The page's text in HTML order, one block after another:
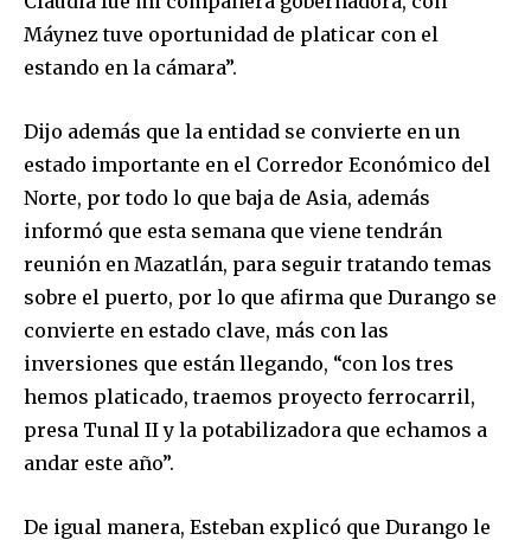
Máynez tuve oportunidad de platicar con el
estando en la cámara”.
Dijo además que la entidad se convierte en un
estado importante en el Corredor Económico del
Norte, por todo lo que baja de Asia, además
informó que esta semana que viene tendrán
reunión en Mazatlán, para seguir tratando temas
sobre el puerto, por lo que afirma que Durango se
convierte en estado clave, más con las
inversiones que están llegando, “con los tres
hemos platicado, traemos proyecto ferrocarril,
presa Tunal II y la potabilizadora que echamos a
andar este año”.
De igual manera, Esteban explicó que Durango le